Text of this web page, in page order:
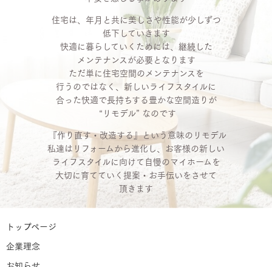
住宅は、年月と共に美しさや性能が少しずつ
低下していきます
快適に暮らしていくためには、継続した
メンテナンスが必要となります
ただ単に住宅空間のメンテナンスを
行うのではなく、新しいライフスタイルに
合った快適で長持ちする豊かな空間造りが
“リモデル” なのです
『作り直す・改造する』という意味のリモデル
私達はリフォームから進化し、お客様の新しい
ライフスタイルに向けて自慢のマイホームを
大切に育てていく提案・お手伝いをさせて
頂きます
トップページ
企業理念